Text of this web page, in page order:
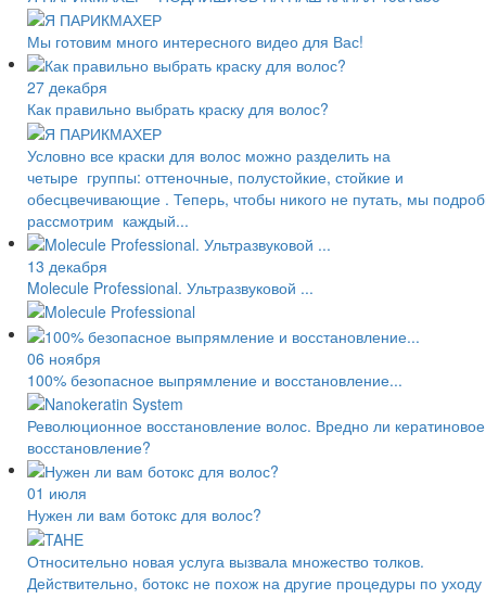
Мы готовим много интересного видео для Вас!
27 декабря
Как правильно выбрать краску для волос?
Условно все краски для волос можно разделить на
четыре группы: оттеночные, полустойкие, стойкие и
обесцвечивающие . Теперь, чтобы никого не путать, мы
рассмотрим каждый...
13 декабря
Molecule Professional. Ультразвуковой ...
06 ноября
100% безопасное выпрямление и восстановление...
Революционное восстановление волос. Вредно ли кератиновое
восстановление?
01 июля
Нужен ли вам ботокс для волос?
Относительно новая услуга вызвала множество толков.
Действительно, ботокс не похож на другие процедуры по уходу